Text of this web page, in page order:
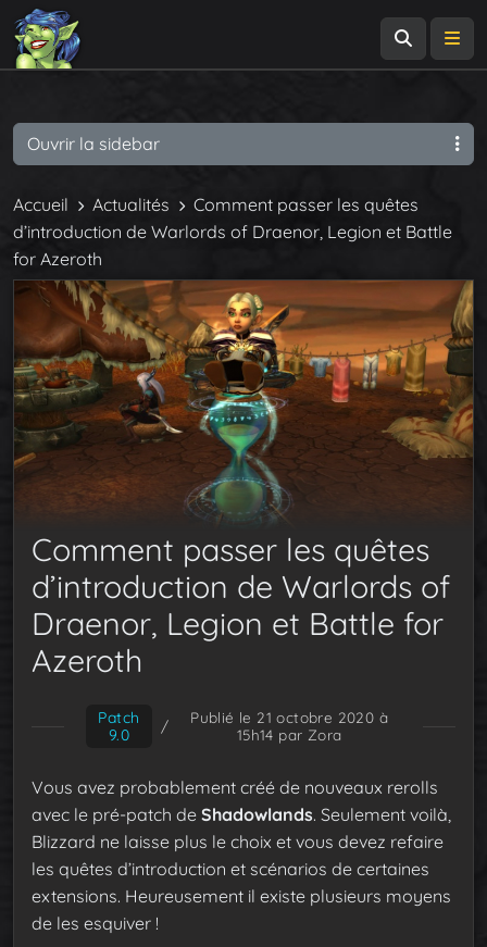
Accueil Actualités
Comment passer les quêtes
d’introduction de Warlords of Draenor, Legion et Battle
for Azeroth
Comment passer les quêtes
d’introduction de Warlords of
Draenor, Legion et Battle for
Azeroth
Patch
9.0
/
Publié le 21 octobre 2020 à
15h14 par Zora
Vous avez probablement créé de nouveaux rerolls
avec le pré-patch de Shadowlands. Seulement voilà,
Blizzard ne laisse plus le choix et vous devez refaire
les quêtes d’introduction et scénarios de certaines
extensions. Heureusement il existe plusieurs moyens
de les esquiver !
Ouvrir la sidebar